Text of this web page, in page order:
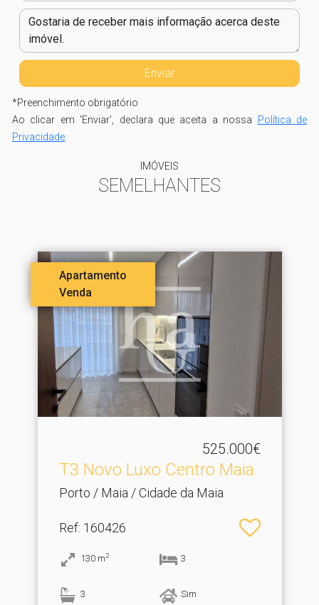
*Preenchimento obrigatório
Ao clicar em 'Enviar', declara que aceita a nossa Política de
Privacidade
IMÓVEIS
SEMELHANTES
Apartamento
Venda
525.000€
T3 Novo Luxo Centro Maia
Porto / Maia / Cidade da Maia
Ref: 160426
130 m2 3
3 Sim